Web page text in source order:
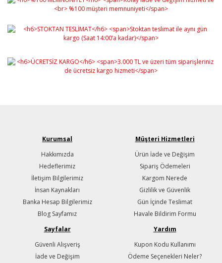
Kurumsal
Hakkımızda
Hedeflerimiz
İletişim Bilgilerimiz
İnsan Kaynakları
Banka Hesap Bilgilerimiz
Blog Sayfamız
Müşteri Hizmetleri
Ürün İade ve Değişim
Sipariş Ödemeleri
Kargom Nerede
Gizlilik ve Güvenlik
Gün İçinde Teslimat
Havale Bildirim Formu
Sayfalar
Güvenli Alışveriş
İade ve Değişim
Yardım
Kupon Kodu Kullanımı
Ödeme Seçenekleri Neler?